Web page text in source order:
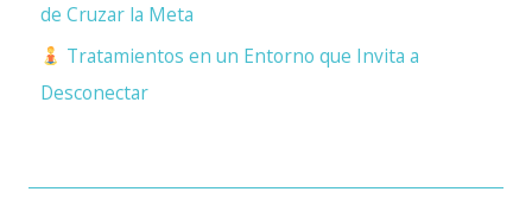
de Cruzar la Meta
Tratamientos en un Entorno que Invita a
Desconectar